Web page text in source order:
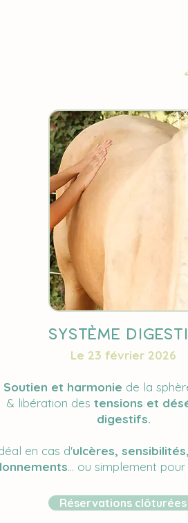
SystÈme
Le 23 février 2026
Soutien et harmonie de la
& libération des tensions et
digestifs.
en cas d'ulcères,
... ou simplement
Réservations clôturées